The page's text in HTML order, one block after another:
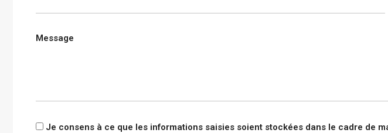
Message
Je consens à ce que les informations saisies soient stockées dans le cadre de